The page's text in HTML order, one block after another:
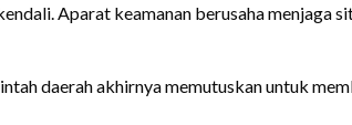
Aparat keamanan berusaha menjaga
daerah akhirnya memutuskan untuk